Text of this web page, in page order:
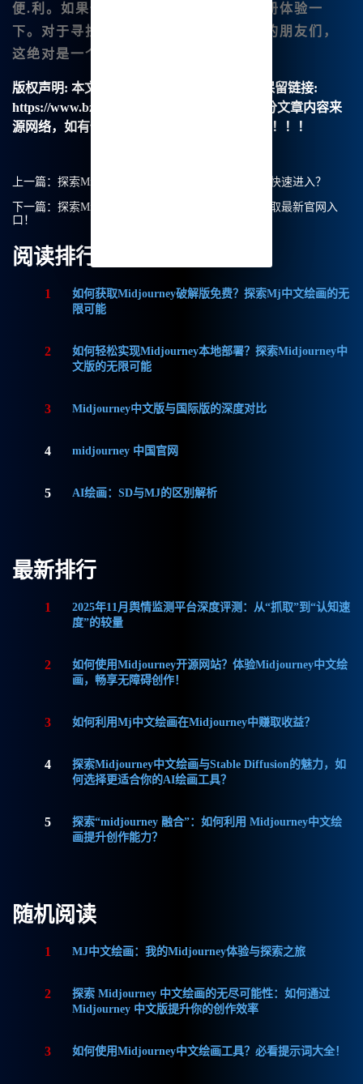
便.利。如果你有兴趣，也不妨去
注册体验一
下。对于寻找一个优秀的数字绘画.工具的朋友们，
这绝对是一个值得尝试的选择！
版权声明: 本文由【B族智能】原创，转载请保留链接:
https://www.bzu.cn/news/show/9164.html，部分文章内容来
源网络，如有侵权请联系我们删除处理。谢谢！！！
上一篇： 探索Midjourney中文绘画的奇妙旅程，如何快速进入？
下一篇： 探索Midjourney中文绘画的无限可能——获取最新官网入
口！
阅读排行
1
如何获取Midjourney破解版免费？探索Mj中文绘画的无
限可能
2
如何轻松实现Midjourney本地部署？探索Midjourney中
文版的无限可能
3 Midjourney中文版与国际版的深度对比
4 midjourney 中国官网
5 AI绘画：SD与MJ的区别解析
最新排行
1
2025年11月舆情监测平台深度评测：从“抓取”到“认知速
度”的较量
2
如何使用Midjourney开源网站？体验Midjourney中文绘
画，畅享无障碍创作！
3 如何利用Mj中文绘画在Midjourney中赚取收益？
4
探索Midjourney中文绘画与Stable Diffusion的魅力，如
何选择更适合你的AI绘画工具？
5
探索“midjourney 融合”：如何利用 Midjourney中文绘
画提升创作能力？
随机阅读
1 MJ中文绘画：我的Midjourney体验与探索之旅
2
探索 Midjourney 中文绘画的无尽可能性：如何通过
Midjourney 中文版提升你的创作效率
3 如何使用Midjourney中文绘画工具？必看提示词大全！